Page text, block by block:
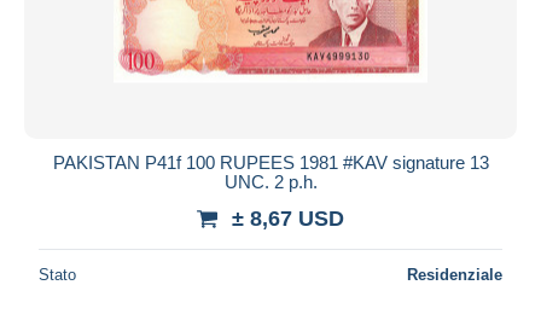
PAKISTAN P41f 100 RUPEES 1981 #KAV signature 13
UNC. 2 p.h.
± 8,67 USD
Stato Residenziale